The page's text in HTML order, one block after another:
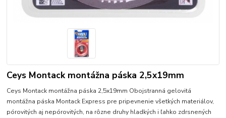
Ceys Montack montážna páska 2,5x19mm
Ceys Montack montážna páska 2,5x19mm Obojstranná gelovitá
montážna páska Montack Express pre pripevnenie všetkých materiálov,
pórovitých aj nepórovitých, na rôzne druhy hladkých i ľahko zdrsnených